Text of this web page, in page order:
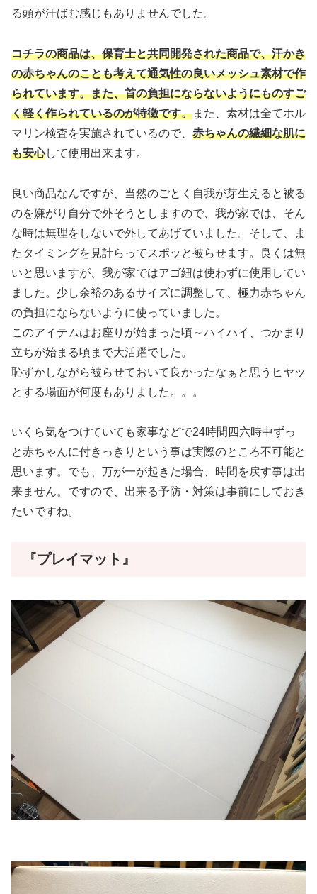
る頭が汗ばむ感じもありませんでした。
コチラの商品は、保育士と共同開発された商品で、汗かき
の赤ちゃんのことも考えて通気性の良いメッシュ素材で作
られています。また、首の負担にならないようにものすご
く軽く作られているのが特徴です。また、素材は全てホル
マリン検査を実施されているので、 赤ちゃんの繊細な肌に
も安心して使用出来ます。
良い商品なんですが、当然のごとく自我が芽生えると被る
のを嫌がり自分で外そうとしますので、我が家では、そん
な時は無理をしないで外してあげていました。そして、ま
たタイミングを見計らってスポッと被らせます。良くは無
いと思いますが、我が家ではアゴ紐は使わずに使用してい
ました。少し余裕のあるサイズに調整して、極力赤ちゃん
の負担にならないように使っていました。
このアイテムはお座りが始まった頃～ハイハイ、つかまり
立ちが始まる頃まで大活躍でした。
恥ずかしながら被らせておいて良かったなぁと思うヒヤッ
とする場面が何度もありました。。。
いくら気をつけていても家事などで24時間四六時中ずっ
と赤ちゃんに付きっきりという事は実際のところ不可能と
思います。でも、万が一が起きた場合、時間を戻す事は出
来ません。ですので、出来る予防・対策は事前にしておき
たいですね。
『プレイマット』